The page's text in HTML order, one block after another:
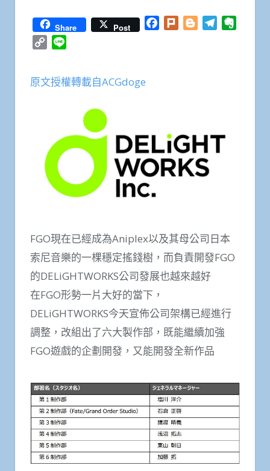
Share Post Facebook
Plurk BloggerTelegram
Copy
原文授權轉載自ACGdoge
FGO現在已經成為Aniplex以及其母公司日本
索尼音樂的一棵穩定搖錢樹，而負責開發FGO
的DELiGHTWORKS公司發展也越來越好
在FGO形勢一片大好的當下，
DELiGHTWORKS今天宣佈公司架構已經進行
調整，改組出了六大製作部，既能繼續加強
FGO遊戲的企劃開發，又能開發全新作品